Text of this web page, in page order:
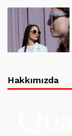
Hakkımızda